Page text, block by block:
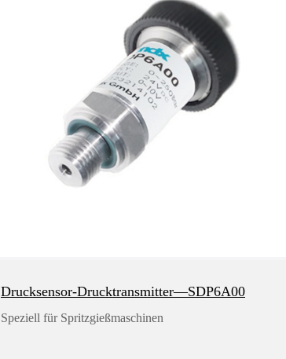
Drucksensor-Drucktransmitter—SDP6A00
Speziell für Spritzgießmaschinen